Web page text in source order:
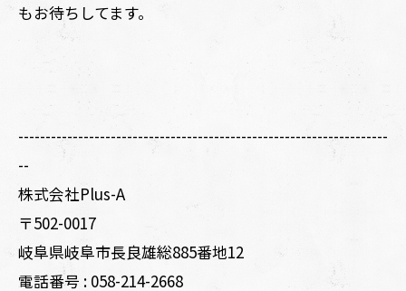
もお待ちしてます。
--------------------------------------------------------------------
--
株式会社Plus-A
〒502-0017
岐阜県岐阜市長良雄総885番地12
電話番号 : 058-214-2668